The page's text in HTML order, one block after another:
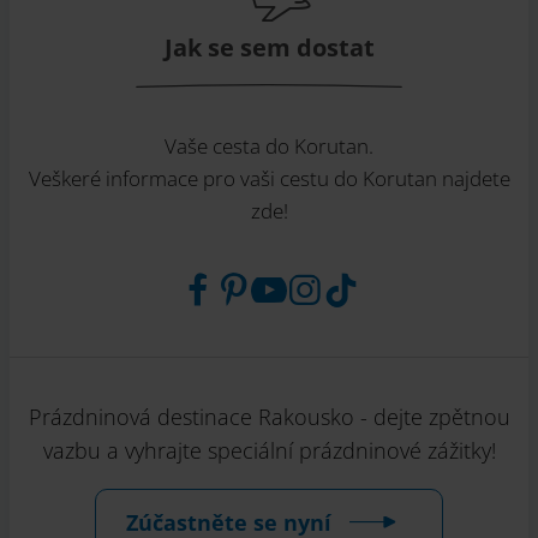
Jak se sem dostat
Vaše cesta do Korutan.
Veškeré informace pro vaši cestu do Korutan najdete
zde!
Prázdninová destinace Rakousko - dejte zpětnou
vazbu a vyhrajte speciální prázdninové zážitky!
Zúčastněte se nyní